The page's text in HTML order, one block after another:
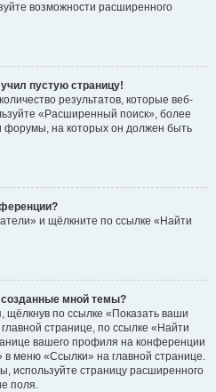
возможности расширенного
пустую страницу!
результатов, которые веб-
«Расширенный поиск», более
форумы, на которых он должен быть
и щёлкните по ссылке «Найти
созданные мной темы?
по ссылке «Показать ваши
странице, по ссылке «Найти
вашего профиля на конференции
меню «Ссылки» на главной странице.
используйте страницу расширенного
поля.